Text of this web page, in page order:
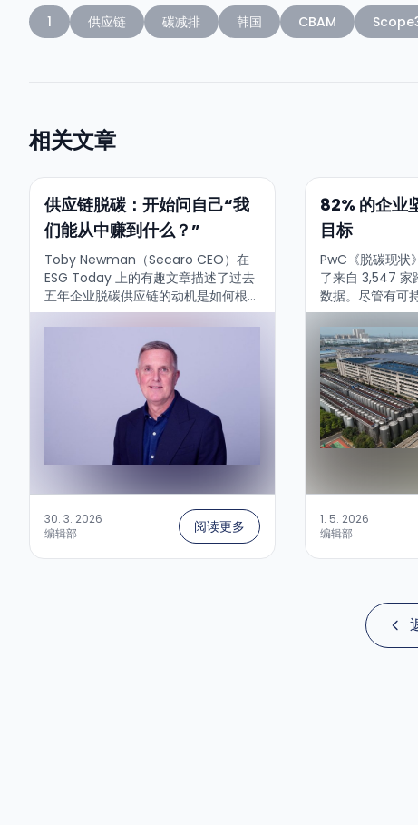
1 供应链 碳减排 韩国 CBAM
相关文章
供应链脱碳：开始问自己“我
们能从中赚到什么？”
Toby Newman（Secaro CEO）在
ESG Today 上的有趣文章描述了过去
五年企业脱碳供应链的动机是如何根本
性变化的——以及这其实为什么并不成
问题。Newman 认为市场经历了三波
主要的脱碳动机：...
30. 3. 2026
编辑部
阅读更多
82% 的企业
目标
PwC《脱碳现状
了来自 3,547 家
数据。尽管有可
步的说法，绝大
承诺。...
1. 5. 2026
编辑部